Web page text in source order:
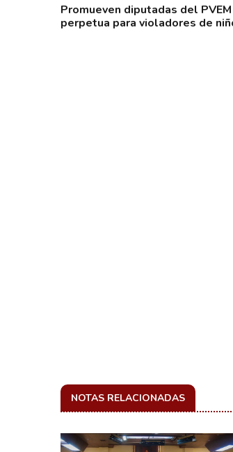
Promueven diputadas del
perpetua para violadores de
NOTAS RELACIONADAS